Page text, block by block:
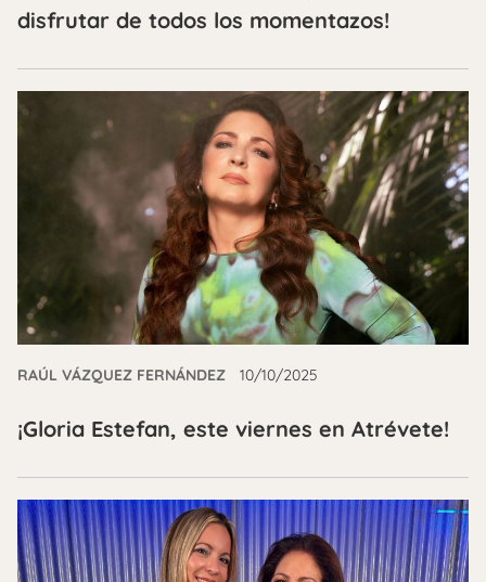
disfrutar de todos los momentazos!
RAÚL VÁZQUEZ FERNÁNDEZ 10/10/2025
¡Gloria Estefan, este viernes en Atrévete!